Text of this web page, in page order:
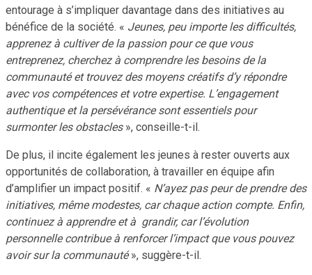
entourage à s’impliquer davantage dans des initiatives au
bénéfice de la société. « Jeunes, peu importe les difficultés,
apprenez à cultiver de la passion pour ce que vous
entreprenez, cherchez à comprendre les besoins de la
communauté et trouvez des moyens créatifs d’y répondre
avec vos compétences et votre expertise. L’engagement
authentique et la persévérance sont essentiels pour
surmonter les obstacles », conseille-t-il.
De plus, il incite également les jeunes à rester ouverts aux
opportunités de collaboration, à travailler en équipe afin
d’amplifier un impact positif. « N’ayez pas peur de prendre des
initiatives, même modestes, car chaque action compte. Enfin,
continuez à apprendre et à grandir, car l’évolution
personnelle contribue à renforcer l’impact que vous pouvez
avoir sur la communauté», suggère-t-il.